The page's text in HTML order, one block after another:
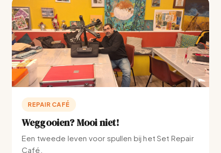
REPAIR CAFÉ
Weggooien? Mooi niet!
Een tweede leven voor spullen bij het Set Repair
Café.